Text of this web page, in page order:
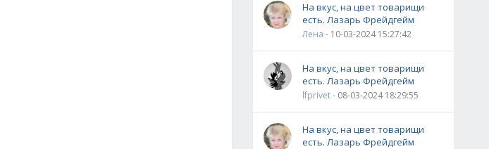
На вкус, на цвет товарищи
есть. Лазарь Фрейдгейм
Лена - 10-03-2024 15:27:42
На вкус, на цвет товарищи
есть. Лазарь Фрейдгейм
lfprivet- 08-03-2024 18:29:55
На вкус, на цвет товарищи
есть. Лазарь Фрейдгейм